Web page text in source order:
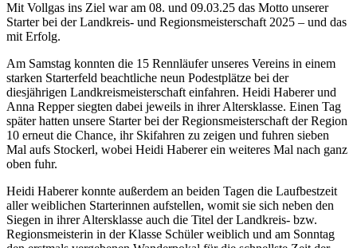
Mit Vollgas ins Ziel war am 08. und 09.03.25 das Motto unserer
Starter bei der Landkreis- und Regionsmeisterschaft 2025 – und das
mit Erfolg.
Am Samstag konnten die 15 Rennläufer unseres Vereins in einem
starken Starterfeld beachtliche neun Podestplätze bei der
diesjährigen Landkreismeisterschaft einfahren. Heidi Haberer und
Anna Repper siegten dabei jeweils in ihrer Altersklasse. Einen Tag
später hatten unsere Starter bei der Regionsmeisterschaft der Region
10 erneut die Chance, ihr Skifahren zu zeigen und fuhren sieben
Mal aufs Stockerl, wobei Heidi Haberer ein weiteres Mal nach ganz
oben fuhr.
Heidi Haberer konnte außerdem an beiden Tagen die Laufbestzeit
aller weiblichen Starterinnen aufstellen, womit sie sich neben den
Siegen in ihrer Altersklasse auch die Titel der Landkreis- bzw.
Regionsmeisterin in der Klasse Schüler weiblich und am Sonntag